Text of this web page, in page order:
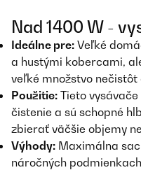
Nad 1400 W -
Ideálne pre: Veľké
a hustými kobercami,
veľké množstvo
Použitie: Tieto
čistenie a sú schopné
zbierať väčšie objemy
Výhody: Maximálna
náročných